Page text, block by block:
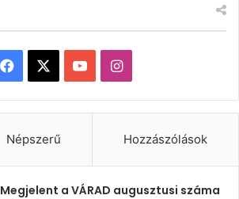
Facebook YouTubeInstagram
Népszerű Hozzászólások
Megjelent a VÁRAD augusztusi száma